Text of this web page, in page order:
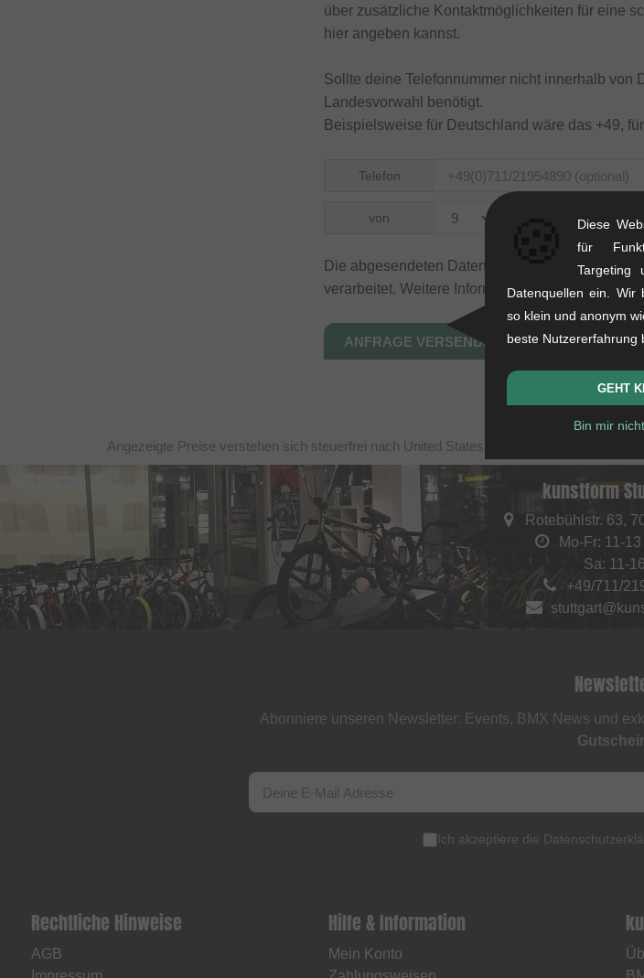
über zusätzliche Kontaktmöglichkeiten für eine
hier angeben kannst.
Sollte deine Telefonnummer nicht innerhalb von
Landesvorwahl benötigt.
Beispielsweise für Deutschland wäre das +49,
Telefon
von bis
Die abgesendeten Daten werden nur zum
verarbeitet. Weitere Informationen findest du in
Angezeigte Preise verstehen sich steuerfrei nach United States, zzgl. Versandkosten.
kunstform
Rotebühlstr. 63,
Mo-Fr: 11-
Sa: 11-16
+49/711/
Abonniere unseren Newsletter: Events, BMX News und
Ich akzeptiere die
Rechtliche Hinweise
AGB
Hilfe & Information
Mein Konto
Diese
für
Targeting
Datenquellen ein. Wir
so klein und anonym
beste Nutzererfahrung
GEHT
Bin mir nicht